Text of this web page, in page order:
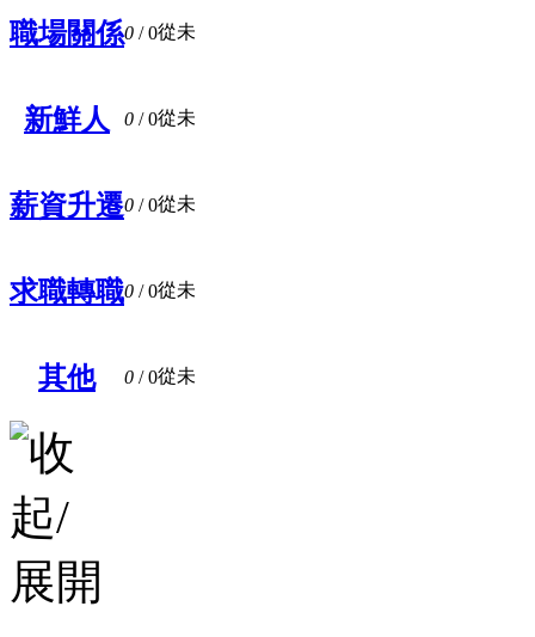
職場關係0 / 0從未
新鮮人 0 / 0從未
薪資升遷0 / 0從未
求職轉職0 / 0從未
其他 0 / 0從未